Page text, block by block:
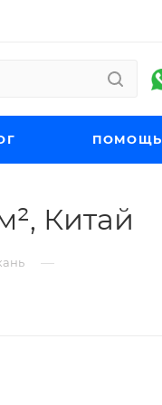
ПОМОЩЬ
Китай
—